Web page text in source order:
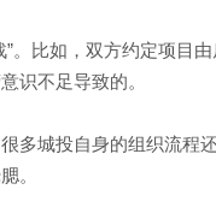
。比如，双方约定项目
识不足导致的。
多城投自身的组织流
。